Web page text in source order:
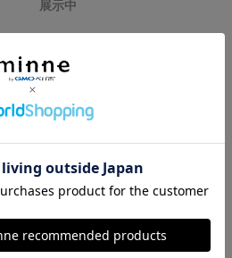
展示中
ダークブルーとシルバーチェーンのピアス（樹脂ポスト・キャッチ）
残月のささやき - 月とネコのイヤリング（金属金具）